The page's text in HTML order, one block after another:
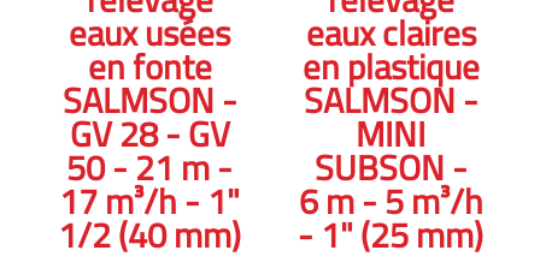
eaux usées
en fonte
SALMSON -
GV 28 - GV
50 - 21 m -
17 m³/h - 1"
1/2 (40 mm)
eaux claires
en plastique
SALMSON -
MINI
SUBSON -
6 m - 5 m³/h
- 1" (25 mm)